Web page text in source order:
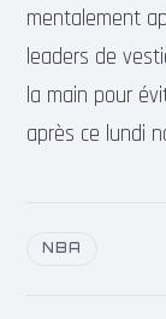
mentalement
leaders de
la main pour
après ce lundi
NBA